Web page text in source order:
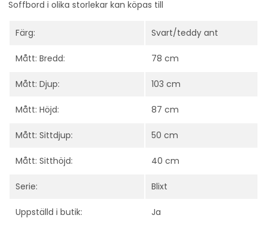
Soffbord i olika storlekar kan köpas till
Färg: Svart/teddy ant
Mått: Bredd: 78 cm
Mått: Djup: 103 cm
Mått: Höjd: 87 cm
Mått: Sittdjup: 50 cm
Mått: Sitthöjd: 40 cm
Serie: Blixt
Uppställd i butik: Ja